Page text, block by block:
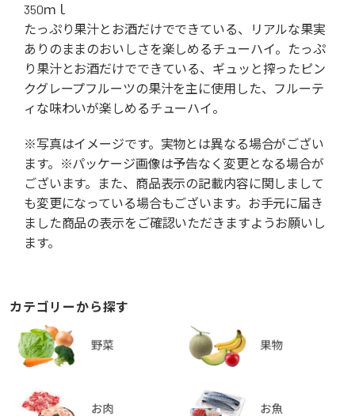
350ｍｌ
たっぷり果汁とお酒だけでできている、リアルな果実
ありのままのおいしさを楽しめるチューハイ。たっぷ
り果汁とお酒だけでできている、ギュッと搾ったピン
クグレープフルーツの果汁を主に使用した、フルーテ
ィな味わいが楽しめるチューハイ。
※写真はイメージです。実物とは異なる場合がござい
ます。※パッケージ画像は予告なく変更となる場合が
ございます。また、商品表示の記載内容に関しまして
も変更になっている場合もございます。お手元に届き
ました商品の表示をご確認いただきますようお願いし
ます。
カテゴリーから探す